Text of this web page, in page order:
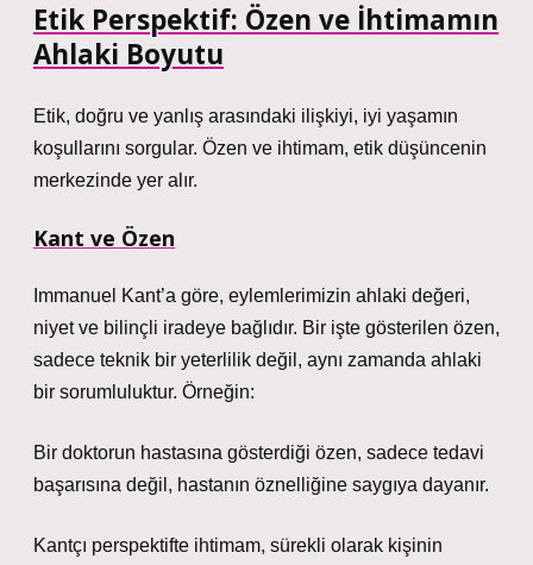
Etik Perspektif: Özen ve İhtimamın
Ahlaki Boyutu
Etik, doğru ve yanlış arasındaki ilişkiyi, iyi yaşamın
koşullarını sorgular. Özen ve ihtimam, etik düşüncenin
merkezinde yer alır.
Kant ve Özen
Immanuel Kant’a göre, eylemlerimizin ahlaki değeri,
niyet ve bilinçli iradeye bağlıdır. Bir işte gösterilen özen,
sadece teknik bir yeterlilik değil, aynı zamanda ahlaki
bir sorumluluktur. Örneğin:
Bir doktorun hastasına gösterdiği özen, sadece tedavi
başarısına değil, hastanın öznelliğine saygıya dayanır.
Kantçı perspektifte ihtimam, sürekli olarak kişinin